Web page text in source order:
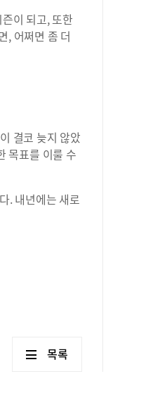
이 되고, 또한
, 어쩌면 좀 더
결코 늦지 않았
목표를 이룰 수
. 내년에는 새로
목록